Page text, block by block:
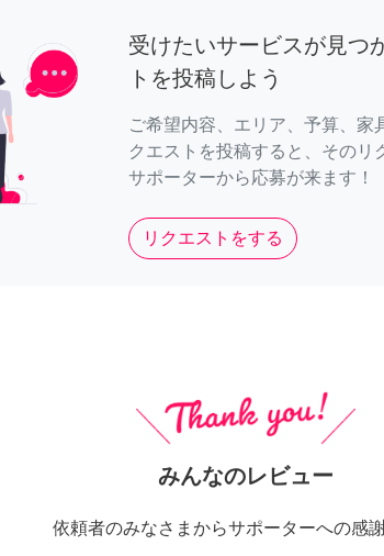
受けたいサービスが見つ
トを投稿しよう
ご希望内容、エリア、予算、家
クエストを投稿すると、そのリ
サポーターから応募が来ます！
リクエストをする
みんなのレビュー
依頼者のみなさまからサポーターへの感